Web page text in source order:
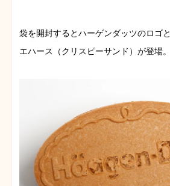
袋を開封するとハーゲンダッツのロゴ
エハース（クリスピーサンド）が登場。